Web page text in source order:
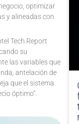
optimizar
y alineadas con
Tech Report
su
las variables que
antelación de
que el sistema
óptimo”.